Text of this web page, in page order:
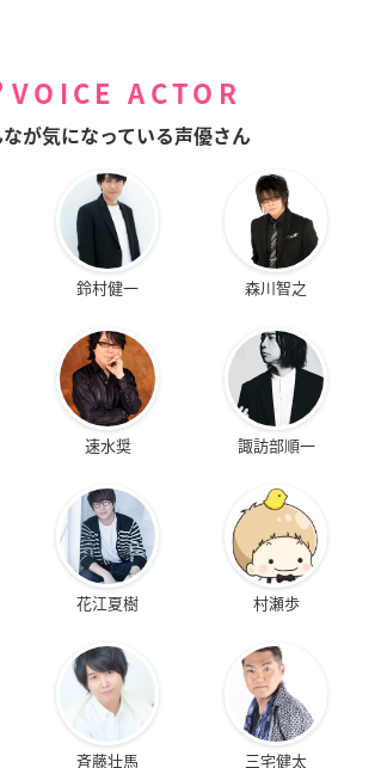
VOICE ACTOR
なが気になっている声優さん
鈴村健一 森川智之
速水奨 諏訪部順一
花江夏樹 村瀬歩
斉藤壮馬 三宅健太